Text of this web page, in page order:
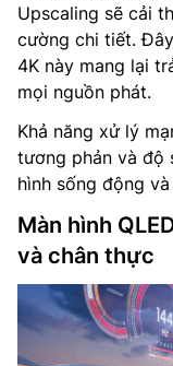
Upscaling sẽ cải
cường chi tiết.
4K này mang lại
mọi nguồn phát.
Khả năng xử lý
tương phản và độ
hình sống động
Màn hình
và chân thực